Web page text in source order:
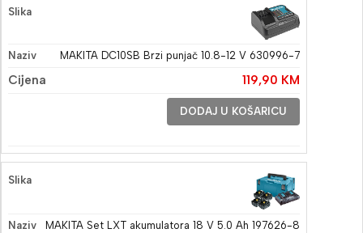
MAKITA DC10SB Brzi punjač 10.8-12 V 630996-7
119,90 KM
DODAJ U KOŠARICU
MAKITA Set LXT akumulatora 18 V 5.0 Ah 197626-8